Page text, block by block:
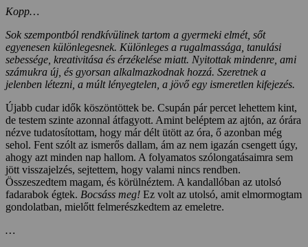
Kopp…
Sok szempontból rendkívülinek tartom a gyermeki elmét, sőt
egyenesen különlegesnek. Különleges a rugalmassága, tanulási
sebessége, kreativitása és érzékelése miatt. Nyitottak mindenre, ami
számukra új, és gyorsan alkalmazkodnak hozzá. Szeretnek a
jelenben létezni, a múlt lényegtelen, a jövőegy ismeretlen kifejezés.
Újabb cudar idők köszöntöttek be. Csupán pár percet lehettem kint,
de testem szinte azonnal átfagyott. Amint beléptem az ajtón, az órára
nézve tudatosítottam, hogy már délt ütött az óra, ő azonban még
sehol. Fent szólt az ismerős dallam, ám az nem igazán csengett úgy,
ahogy azt minden nap hallom. A folyamatos szólongatásaimra sem
jött visszajelzés, sejtettem, hogy valami nincs rendben.
Összeszedtem magam, és körülnéztem. A kandallóban az utolsó
fadarabok égtek. Bocsáss meg! Ez volt az utolsó, amit elmormogtam
gondolatban, mielőtt felmerészkedtem az emeletre.
…